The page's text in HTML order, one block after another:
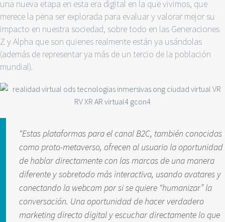
una nueva etapa en esta era digital en la que vivimos, que
merece la pena ser explorada para evaluar y valorar mejor su
impacto en nuestra sociedad, sobre todo en las Generaciones
Z y Alpha que son quienes realmente están ya usándolas
(además de representar ya más de un tercio de la población
mundial).
“Estas plataformas para el canal B2C, también conocidas
como proto-metaverso, ofrecen al usuario la oportunidad
de hablar directamente con las marcas de una manera
diferente y sobretodo más interactiva, usando avatares y
conectando la webcam por si se quiere “humanizar” la
conversación. Una oportunidad de hacer verdadero
marketing directo digital y escuchar directamente lo que